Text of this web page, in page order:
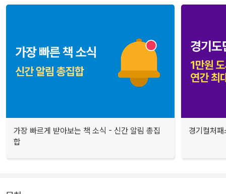
가장 빠르게 받아보는 책 소식 - 신간 알림 총집
합
경기컬처